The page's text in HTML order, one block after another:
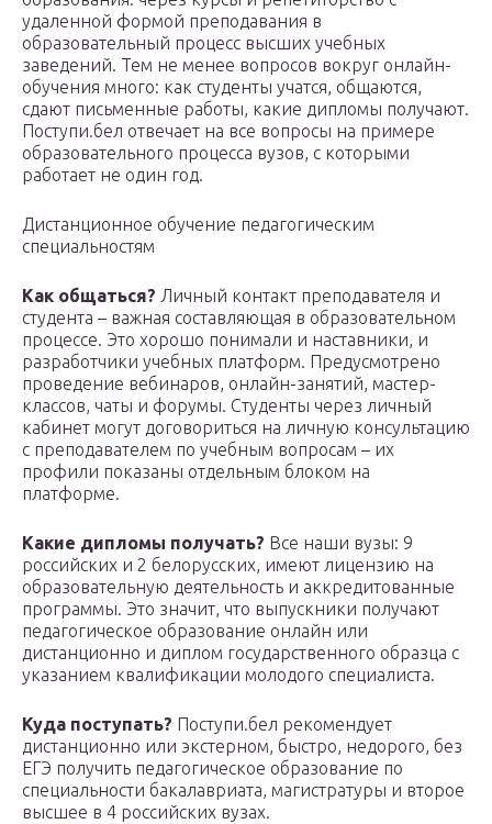
удаленной формой преподавания в
образовательный процесс высших учебных
заведений. Тем не менее вопросов вокруг онлайн-
обучения много: как студенты учатся, общаются,
сдают письменные работы, какие дипломы получают.
Поступи.бел отвечает на все вопросы на примере
образовательного процесса вузов, с которыми
работает не один год.
Дистанционное обучение педагогическим
специальностям
Как общаться? Личный контакт преподавателя и
студента – важная составляющая в образовательном
процессе. Это хорошо понимали и наставники, и
разработчики учебных платформ. Предусмотрено
проведение вебинаров, онлайн-занятий, мастер-
классов, чаты и форумы. Студенты через личный
кабинет могут договориться на личную консультацию
с преподавателем по учебным вопросам – их
профили показаны отдельным блоком на
платформе.
Какие дипломы получать? Все наши вузы: 9
российских и 2 белорусских, имеют лицензию на
образовательную деятельность и аккредитованные
программы. Это значит, что выпускники получают
педагогическое образование онлайн или
дистанционно и диплом государственного образца с
указанием квалификации молодого специалиста.
Куда поступать? Поступи.бел рекомендует
дистанционно или экстерном, быстро, недорого, без
ЕГЭ получить педагогическое образование по
специальности бакалавриата, магистратуры и второе
высшее в 4 российских вузах.